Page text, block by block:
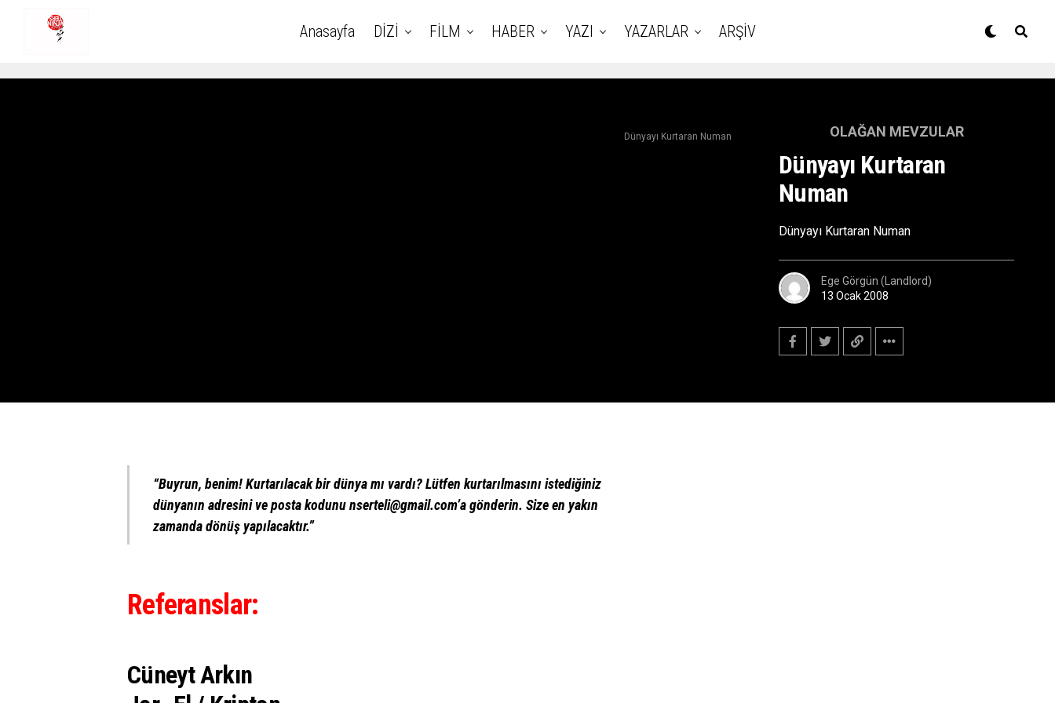
Anasayfa DİZİ FİLM HABER YAZI YAZARLAR ARŞİV
Dünyayı Kurtaran Numan OLAĞAN MEVZULAR
Dünyayı Kurtaran
Numan
Dünyayı Kurtaran Numan
Ege Görgün (Landlord)
13 Ocak 2008
“Buyrun, benim! Kurtarılacak bir dünya mı vardı? Lütfen kurtarılmasını istediğiniz
dünyanın adresini ve posta kodunu nserteli@gmail.com’a gönderin. Size en yakın
zamanda dönüş yapılacaktır.”
Referanslar:
Cüneyt Arkın